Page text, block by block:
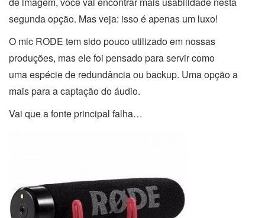
segunda opção. Mas veja: isso é apenas um luxo!
O mic RODE tem sido pouco utilizado em nossas
produções, mas ele foi pensado para servir como
uma espécie de redundância ou backup. Uma opção a
mais para a captação do áudio.
Vai que a fonte principal falha…